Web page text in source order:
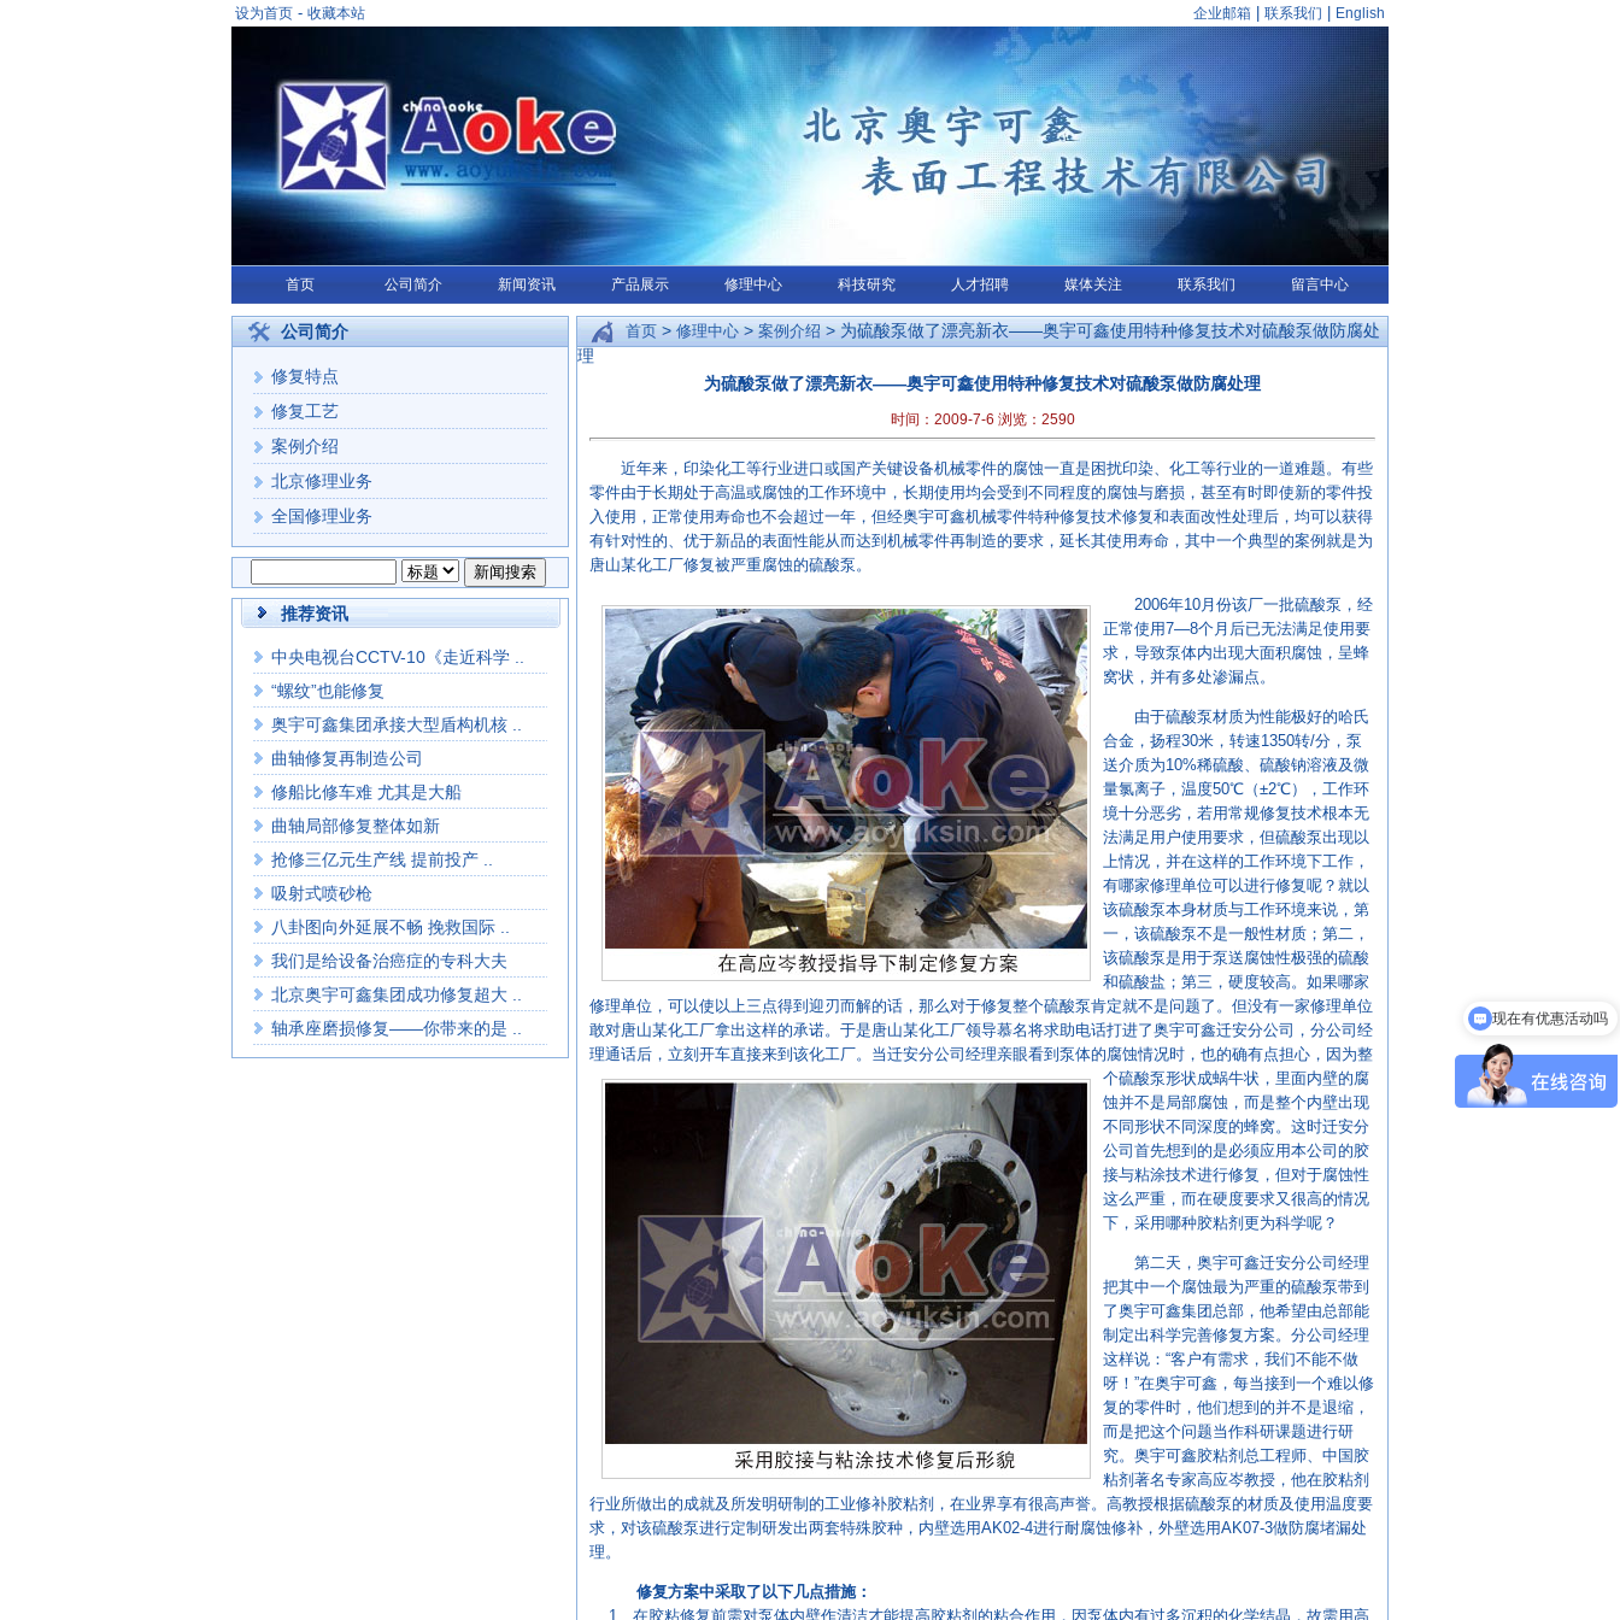
企业邮箱 联系我们 English
设为首页 - 收藏本站
首页 公司简介 新闻资讯 产品展示 修理中心 科技研究 人才招聘 媒体关注 联系我们 留言中心
公司简介
修复特点
修复工艺
案例介绍
北京修理业务
全国修理业务
推荐资讯
中央电视台CCTV-10《走近科学 ..
“螺纹”也能修复
奥宇可鑫集团承接大型盾构机核 ..
曲轴修复再制造公司
修船比修车难 尤其是大船
曲轴局部修复整体如新
抢修三亿元生产线 提前投产 ..
吸射式喷砂枪
八卦图向外延展不畅 挽救国际 ..
我们是给设备治癌症的专科大夫
北京奥宇可鑫集团成功修复超大 ..
轴承座磨损修复——你带来的是 ..
首页 > 修理中心 > 案例介绍 > 为硫酸泵做了漂亮新衣——奥宇可鑫使用特种修复技术对硫酸泵做防腐处
理
为硫酸泵做了漂亮新衣——奥宇可鑫使用特种修复技术对硫酸泵做防腐处理
时间：2009-7-6 浏览： 2590
近年来，印染化工等行业进口或国产关键设备机械零件的腐蚀一直是困扰印染、化工等行业的一道难题。有些
零件由于长期处于高温或腐蚀的工作环境中，长期使用均会受到不同程度的腐蚀与磨损，甚至有时即使新的零件投
入使用，正常使用寿命也不会超过一年，但经奥宇可鑫机械零件特种修复技术修复和表面改性处理后，均可以获得
有针对性的、优于新品的表面性能从而达到机械零件再制造的要求，延长其使用寿命，其中一个典型的案例就是为
唐山某化工厂修复被严重腐蚀的硫酸泵。
2006年10月份该厂一批硫酸泵，经
正常使用7—8个月后已无法满足使用要
求，导致泵体内出现大面积腐蚀，呈蜂
窝状，并有多处渗漏点。
由于硫酸泵材质为性能极好的哈氏
合金，扬程30米，转速1350转/分，泵
送介质为10%稀硫酸、硫酸钠溶液及微
量氯离子，温度50℃（±2℃），工作环
境十分恶劣，若用常规修复技术根本无
法满足用户使用要求，但硫酸泵出现以
上情况，并在这样的工作环境下工作，
有哪家修理单位可以进行修复呢？就以
该硫酸泵本身材质与工作环境来说，第
一，该硫酸泵不是一般性材质；第二，
该硫酸泵是用于泵送腐蚀性极强的硫酸
和硫酸盐；第三，硬度较高。如果哪家
修理单位，可以使以上三点得到迎刃而解的话，那么对于修复整个硫酸泵肯定就不是问题了。但没有一家修理单位
敢对唐山某化工厂拿出这样的承诺。于是唐山某化工厂领导慕名将求助电话打进了奥宇可鑫迁安分公司，分公司经
理通话后，立刻开车直接来到该化工厂。当迁安分公司经理亲眼看到泵体的腐蚀情况时，也的确有点担心，因为整
个硫酸泵形状成蜗牛状，里面内壁的腐
蚀并不是局部腐蚀，而是整个内壁出现
不同形状不同深度的蜂窝。这时迁安分
公司首先想到的是必须应用本公司的胶
接与粘涂技术进行修复，但对于腐蚀性
这么严重，而在硬度要求又很高的情况
下，采用哪种胶粘剂更为科学呢？
第二天，奥宇可鑫迁安分公司经理
把其中一个腐蚀最为严重的硫酸泵带到
了奥宇可鑫集团总部，他希望由总部能
制定出科学完善修复方案。分公司经理
这样说：“客户有需求，我们不能不做
呀！”在奥宇可鑫，每当接到一个难以修
复的零件时，他们想到的并不是退缩，
而是把这个问题当作科研课题进行研
究。奥宇可鑫胶粘剂总工程师、中国胶
粘剂著名专家高应岑教授，他在胶粘剂
行业所做出的成就及所发明研制的工业修补胶粘剂，在业界享有很高声誉。高教授根据硫酸泵的材质及使用温度要
求，对该硫酸泵进行定制研发出两套特殊胶种，内壁选用AK02-4进行耐腐蚀修补，外壁选用AK07-3做防腐堵漏处
理。
修复方案中采取了以下几点措施：
1、在胶粘修复前需对泵体内壁作清洁才能提高胶粘剂的粘合作用，因泵体内有过多沉积的化学结晶，故需用高
现在有优惠活动吗